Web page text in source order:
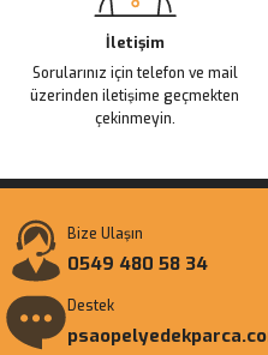
İletişim
Sorularınız için telefon ve mail
üzerinden iletişime geçmekten
çekinmeyin.
Bize Ulaşın
0549 480 58 34
Destek